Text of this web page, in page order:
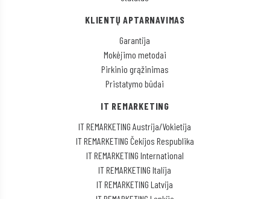
KLIENTŲ APTARNAVIMAS
Garantija
Mokėjimo metodai
Pirkinio grąžinimas
Pristatymo būdai
IT REMARKETING
IT REMARKETING Austrija/Vokietija
IT REMARKETING Čekijos Respublika
IT REMARKETING International
IT REMARKETING Italija
IT REMARKETING Latvija